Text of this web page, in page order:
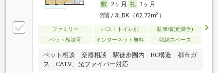
2ヶ月
1ヶ月
2階 / 3LDK（62.72m2）
ファミリー バス・トイレ別
駐車場(近隣含)
ペット相談可
インターネット無料 収納スペース
ペット相談 楽器相談 駅徒歩圏内 RC構造 都市ガ
ス CATV、光ファイバー対応